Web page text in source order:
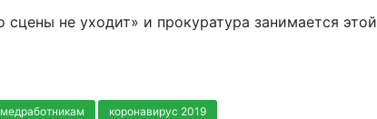
не уходит» и прокуратура занимается этой
коронавирус 2019